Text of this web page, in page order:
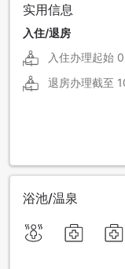
实用信息
入住/退房
入住办理起始
退房办理截至
浴池/温泉